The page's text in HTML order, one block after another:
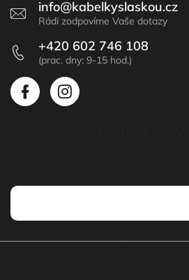
info@kabelkyslaskou.cz
+420 602 746 108